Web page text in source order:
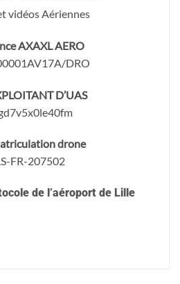
vidéos Aériennes
AXAXL AERO
DRO
D’UAS
drone
FR-207502
de l’aéroport de Lille